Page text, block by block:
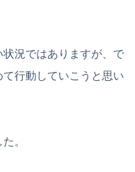
況ではありますが、で
行動していこうと思い
。